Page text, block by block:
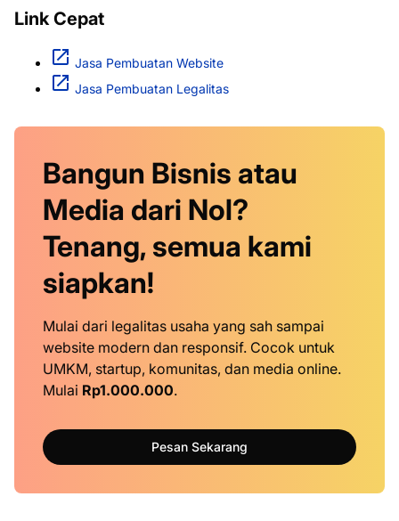
Link Cepat
Jasa Pembuatan Website
Jasa Pembuatan Legalitas
Bangun Bisnis atau
Media dari Nol?
Tenang, semua kami
siapkan!
Mulai dari legalitas usaha yang sah sampai
website modern dan responsif. Cocok untuk
UMKM, startup, komunitas, dan media online.
Mulai Rp1.000.000.
Pesan Sekarang